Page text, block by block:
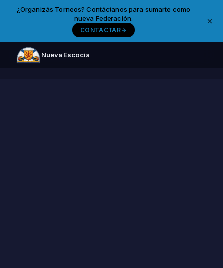
¿Organizás Torneos? Contáctanos para sumarte como
nueva Federación.
CONTACTAR
Nueva Escocia